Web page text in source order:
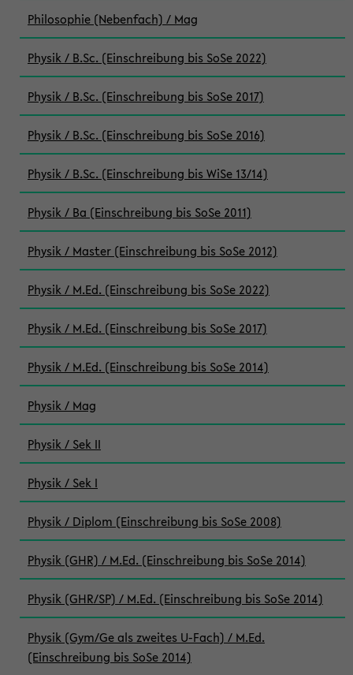
Philosophie (Nebenfach) / Mag
Physik / B.Sc. (Einschreibung bis SoSe 2022)
Physik / B.Sc. (Einschreibung bis SoSe 2017)
Physik / B.Sc. (Einschreibung bis SoSe 2016)
Physik / B.Sc. (Einschreibung bis WiSe 13/14)
Physik / Ba (Einschreibung bis SoSe 2011)
Physik / Master (Einschreibung bis SoSe 2012)
Physik / M.Ed. (Einschreibung bis SoSe 2022)
Physik / M.Ed. (Einschreibung bis SoSe 2017)
Physik / M.Ed. (Einschreibung bis SoSe 2014)
Physik / Mag
Physik / Sek II
Physik / Sek I
Physik / Diplom (Einschreibung bis SoSe 2008)
Physik (GHR) / M.Ed. (Einschreibung bis SoSe 2014)
Physik (GHR/SP) / M.Ed. (Einschreibung bis SoSe 2014)
Physik (Gym/Ge als zweites U-Fach) / M.Ed.
(Einschreibung bis SoSe 2014)